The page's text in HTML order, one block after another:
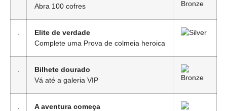
Abra 100 cofres
Elite de verdade
Complete uma Prova de colmeia heroica
Bilhete dourado
Vá até a galeria VIP
A aventura começa